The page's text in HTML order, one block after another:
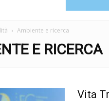
Ambiente e ricerca
E RICERCA
Vita